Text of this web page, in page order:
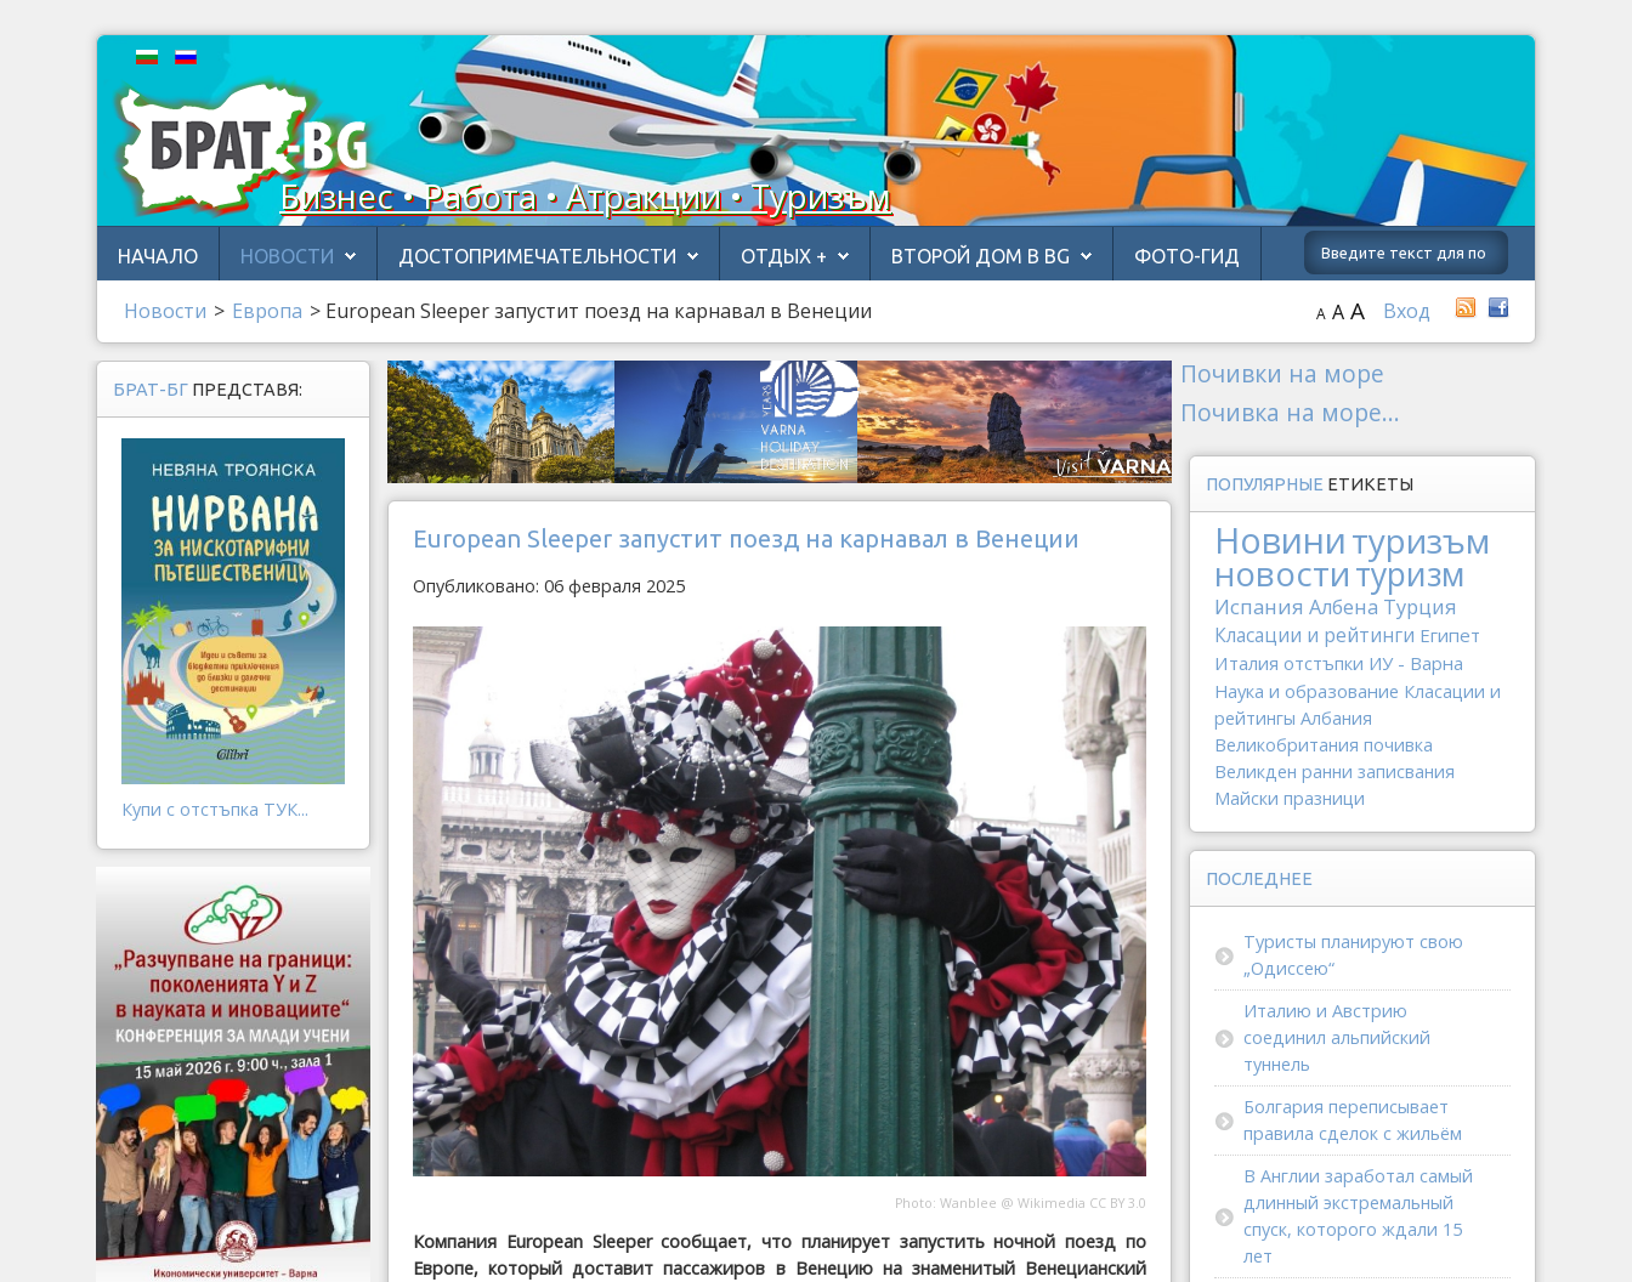
Бизнес • Работа • Атракции • Туризъм
НАЧАЛО НОВОСТИ ДОСТОПРИМЕЧАТЕЛЬНОСТИ ОТДЫХ + ВТОРОЙ ДОМ В BG ФОТО-ГИД
Новости > Европа > European Sleeper запустит поезд на карнавал в Венеции Вход
A A A
European Sleeper запустит поезд на карнавал в Венеции
Опубликовано: 06 февраля 2025
Photo: Wanblee @ Wikimedia CC BY 3.0
Компания European Sleeper сообщает, что планирует запустить ночной поезд по
Европе, который доставит пассажиров в Венецию на знаменитый Венецианский
БРАТ-БГ ПРЕДСТАВЯ:
Купи с отстъпка ТУК...
Почивки на море
Почивка на море...
ПОПУЛЯРНЫЕ ЕТИКЕТЫ
Новинитуризъм
новоституризм
Испания Албена Турция
Класации и рейтинги Египет
Италия отстъпки ИУ - Варна
Наука и образование Класации и
рейтингы Албания
Великобритания почивка
Великден ранни записвания
Майски празници
ПОСЛЕДНЕЕ
Туристы планируют свою
„Одиссею“
Италию и Австрию
соединил альпийский
туннель
Болгария переписывает
правила сделок с жильём
В Англии заработал самый
длинный экстремальный
спуск, которого ждали 15
лет